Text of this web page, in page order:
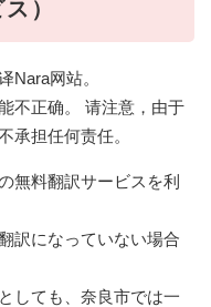
）
Nara网站。
不正确。 请注意，由于
承担任何责任。
無料翻訳サービスを利
訳になっていない場合
しても、奈良市では一